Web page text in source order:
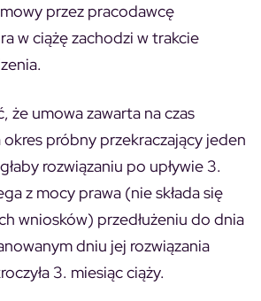
przez pracodawcę
w ciążę zachodzi w trakcie
że umowa zawarta na czas
próbny przekraczający jeden
rozwiązaniu po upływie 3.
z mocy prawa (nie składa się
wniosków) przedłużeniu do dnia
dniu jej rozwiązania
3. miesiąc ciąży.